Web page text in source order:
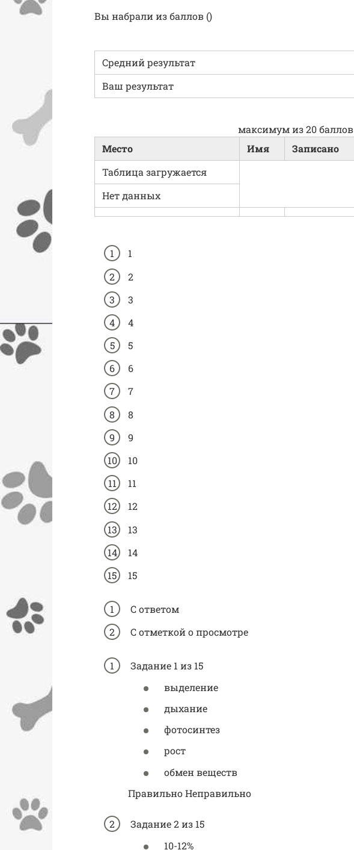
Вы набрали из баллов ()
Средний результат
Ваш результат
максимум из 20 баллов
Место
Имя Записано
Таблица загружается
Нет данных
1
2
3
4
5
6
7
8
9
10
11
12
13
14
15
С ответом
С отметкой о просмотре
Задание 1 из 15
выделение
дыхание
фотосинтез
рост
обмен веществ
Правильно Неправильно
Задание 2 из 15
10-12%